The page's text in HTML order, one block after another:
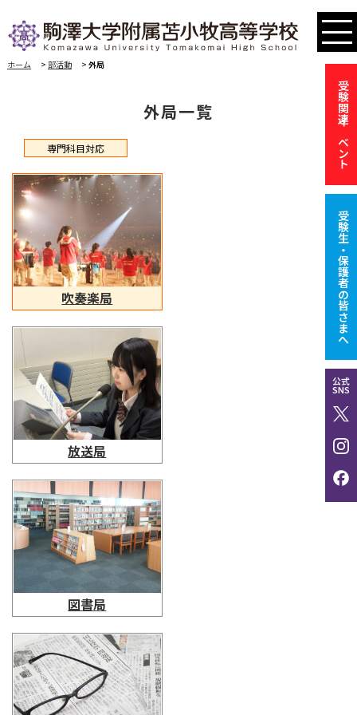
受験関連イベント
受験生・保護者の皆さまへ
公式
SNS
ホーム > 部活動 > 外局
外局一覧
専門科目対応
吹奏楽局
放送局
図書局